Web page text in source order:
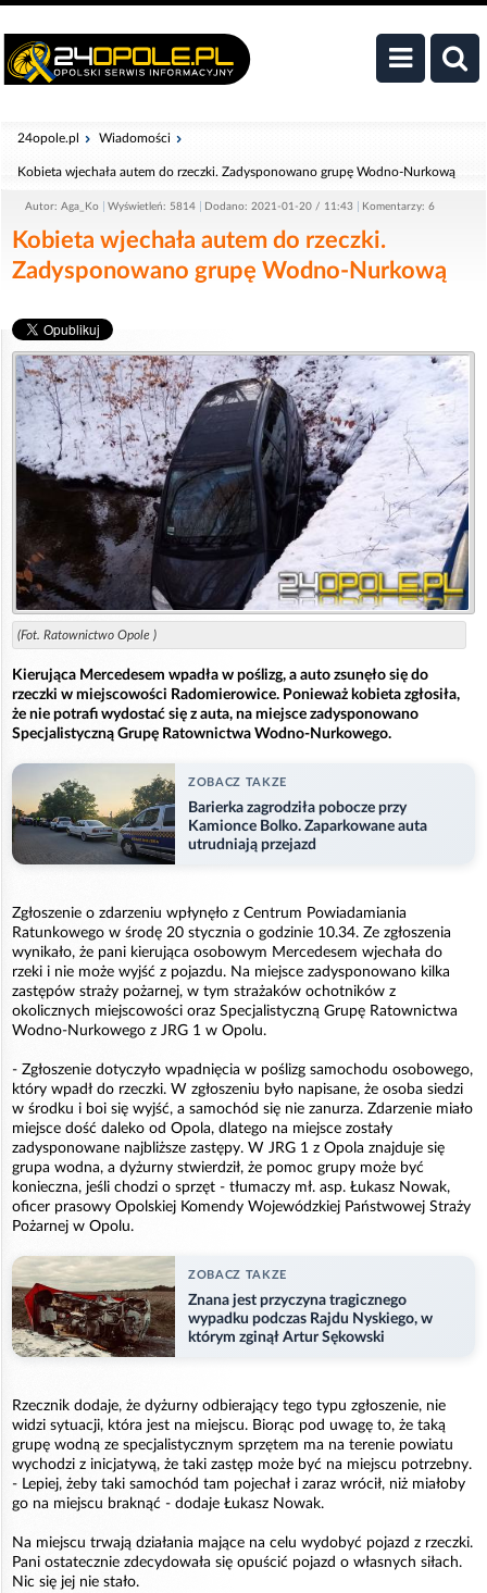
24opole.pl Wiadomości
Kobieta wjechała autem do rzeczki. Zadysponowano grupę Wodno-Nurkową
Autor: Aga_Ko Wyświetleń: 5814 Dodano: 2021-01-20 / 11:43 Komentarzy: 6
Kobieta wjechała autem do rzeczki.
Zadysponowano grupę Wodno-Nurkową
(Fot. Ratownictwo Opole )
Kierująca Mercedesem wpadła w poślizg, a auto zsunęło się do
rzeczki w miejscowości Radomierowice. Ponieważ kobieta zgłosiła,
że nie potrafi wydostać się z auta, na miejsce zadysponowano
Specjalistyczną Grupę Ratownictwa Wodno-Nurkowego.
ZOBACZ TAKZE
Barierka zagrodziła pobocze przy
Kamionce Bolko. Zaparkowane auta
utrudniają przejazd
Zgłoszenie o zdarzeniu wpłynęło z Centrum Powiadamiania
Ratunkowego w środę 20 stycznia o godzinie 10.34. Ze zgłoszenia
wynikało, że pani kierująca osobowym Mercedesem wjechała do
rzeki i nie może wyjść z pojazdu. Na miejsce zadysponowano kilka
zastępów straży pożarnej, w tym strażaków ochotników z
okolicznych miejscowości oraz Specjalistyczną Grupę Ratownictwa
Wodno-Nurkowego z JRG 1 w Opolu.
- Zgłoszenie dotyczyło wpadnięcia w poślizg samochodu osobowego,
który wpadł do rzeczki. W zgłoszeniu było napisane, że osoba siedzi
w środku i boi się wyjść, a samochód się nie zanurza. Zdarzenie miało
miejsce dość daleko od Opola, dlatego na miejsce zostały
zadysponowane najbliższe zastępy. W JRG 1 z Opola znajduje się
grupa wodna, a dyżurny stwierdził, że pomoc grupy może być
konieczna, jeśli chodzi o sprzęt - tłumaczy mł. asp. Łukasz Nowak,
oficer prasowy Opolskiej Komendy Wojewódzkiej Państwowej Straży
Pożarnej w Opolu.
ZOBACZ TAKZE
Znana jest przyczyna tragicznego
wypadku podczas Rajdu Nyskiego, w
którym zginął Artur Sękowski
Rzecznik dodaje, że dyżurny odbierający tego typu zgłoszenie, nie
widzi sytuacji, która jest na miejscu. Biorąc pod uwagę to, że taką
grupę wodną ze specjalistycznym sprzętem ma na terenie powiatu
wychodzi z inicjatywą, że taki zastęp może być na miejscu potrzebny.
- Lepiej, żeby taki samochód tam pojechał i zaraz wrócił, niż miałoby
go na miejscu braknąć - dodaje Łukasz Nowak.
Na miejscu trwają działania mające na celu wydobyć pojazd z rzeczki.
Pani ostatecznie zdecydowała się opuścić pojazd o własnych siłach.
Nic się jej nie stało.